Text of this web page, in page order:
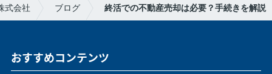
式会社 ブログ 終活での不動産売却は必要？手続きを解説
おすすめコンテンツ